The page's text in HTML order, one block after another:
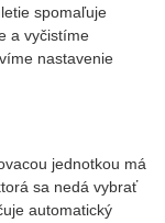
spomaľuje
a vyčistíme
nastavenie
jednotkou má
sa nedá vybrať
automatický